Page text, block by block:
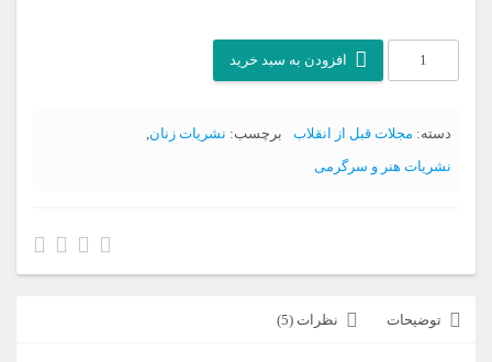
افزودن به سبد خرید
دسته: مجلات قبل از انقلاب برچسب: نشریات زنان,
نشریات هنر و سرگرمی
توضیحات نظرات (5)